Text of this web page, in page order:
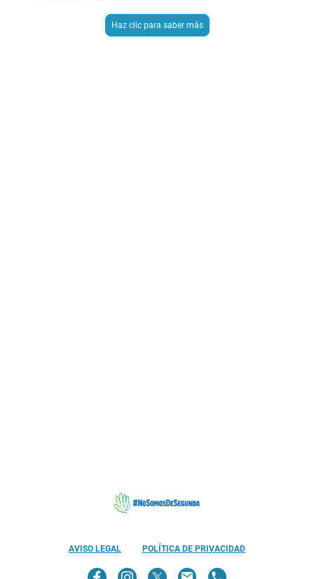
Haz clic para saber más
AVISO LEGAL POLÍTICA DE PRIVACIDAD